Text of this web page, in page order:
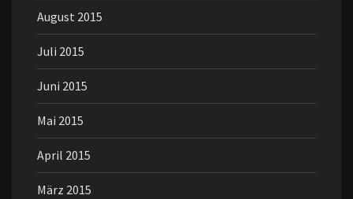
August 2015
Juli 2015
Juni 2015
Mai 2015
April 2015
März 2015